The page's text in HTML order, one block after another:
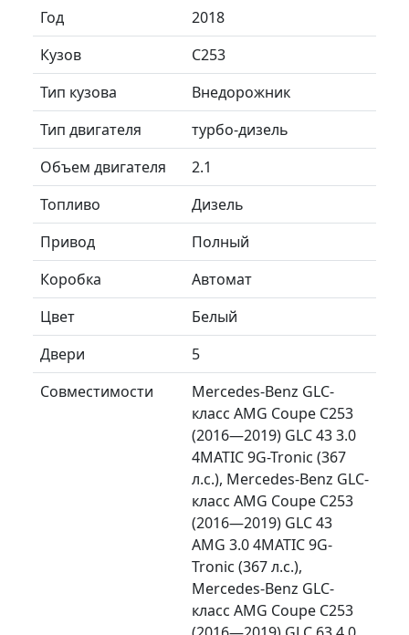
Год
2018
Кузов
C253
Тип кузова
Внедорожник
Тип двигателя
турбо-дизель
Объем двигателя
2.1
Топливо
Дизель
Привод
Полный
Коробка
Автомат
Цвет
Белый
Двери
5
Совместимости
Mercedes-Benz GLC-
класс AMG Coupe C253
(2016—2019) GLC 43 3.0
4MATIC 9G-Tronic (367
л.с.), Mercedes-Benz GLC-
класс AMG Coupe C253
(2016—2019) GLC 43
AMG 3.0 4MATIC 9G-
Tronic (367 л.с.),
Mercedes-Benz GLC-
класс AMG Coupe C253